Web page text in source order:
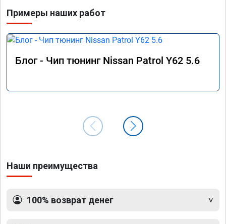
Примеры наших работ
Блог - Чип тюнинг Nissan Patrol Y62 5.6
Наши преимущества
100% возврат денег